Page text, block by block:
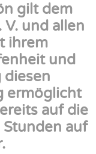
gilt dem
und allen
ihrem
und
diesen
ermöglicht
auf die
auf